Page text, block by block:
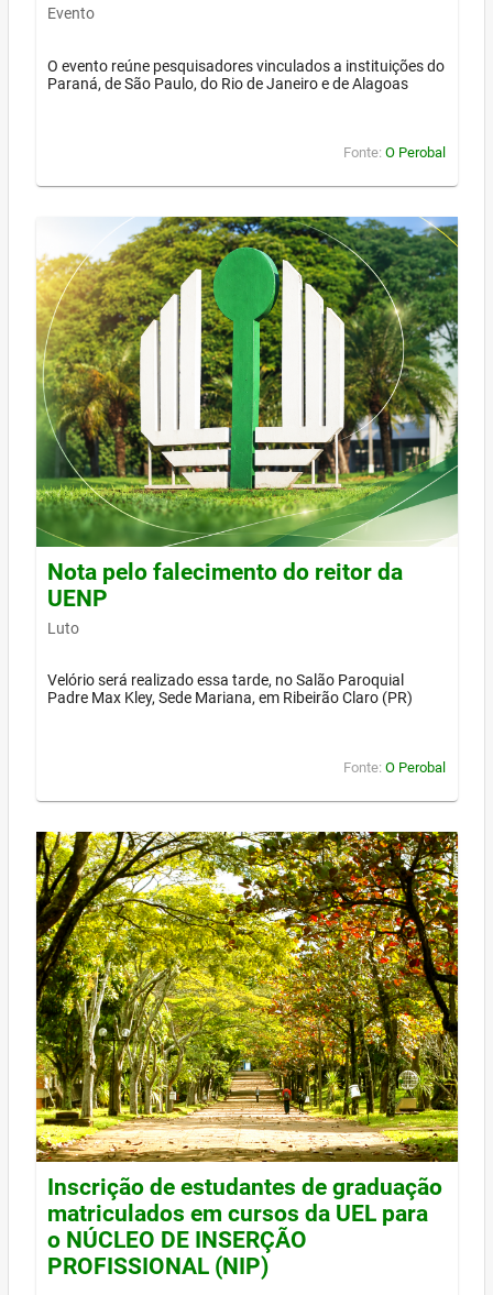
Evento
O evento reúne pesquisadores vinculados a instituições do
Paraná, de São Paulo, do Rio de Janeiro e de Alagoas
Fonte: O Perobal
Nota pelo falecimento do reitor da
UENP
Luto
Velório será realizado essa tarde, no Salão Paroquial
Padre Max Kley, Sede Mariana, em Ribeirão Claro (PR)
Fonte: O Perobal
Inscrição de estudantes de graduação
matriculados em cursos da UEL para
o NÚCLEO DE INSERÇÃO
PROFISSIONAL (NIP)